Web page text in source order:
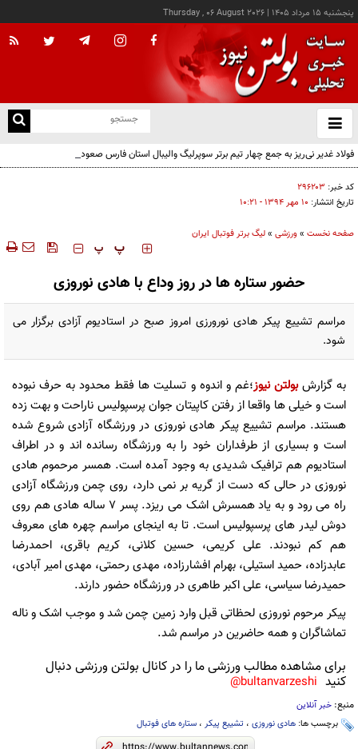
پنجشنبه ۱۵ مرداد ۱۴۰۵ |
Thursday , 06 August 2026
باز
و
فولاد غدیر نی‌ریز به جمع چهار تیم برتر سوپرلیگ والیبال استان فارس صعود کرد
کد خبر: ۲۹۶۲۰۳
تاریخ انتشار: ۱۰ مهر ۱۳۹۴ - ۱۰:۲۱
صفحه نخست »ورزشی »لیگ برتر فوتبال ایران
‍‍‍ پ پ
حضور ستاره ها در روز وداع با هادی نوروزی
مراسم تشییع پیکر هادی نورورزی امروز صبح در استادیوم آزادی برگزار می
شود.
به گزارشبولتن نیوز؛غم و اندوه و تسلیت ها فقط محدود به حرف نبوده
است و خیلی ها واقعا از رفتن کاپیتان جوان پرسپولیس ناراحت و بهت زده
هستند. مراسم تشییع پیکر هادی نوروزی در ورزشگاه آزادی شروع شده
است و بسیاری از طرفداران خود را به ورزشگاه رسانده اند و در اطراف
استادیوم هم ترافیک شدیدی به وجود آمده است. همسر مرحموم هادی
نوروزی در حالی که دست از گریه بر نمی دارد، روی چمن ورزشگاه آزادی
راه می رود و به یاد همسرش اشک می ریزد. پسر 7 ساله هادی هم روی
دوش لیدر های پرسپولیس است. تا به اینجای مراسم چهره های معروف
هم کم نبودند. علی کریمی، حسین کلانی، کریم باقری، احمدرضا
عابدزاده، حمید استیلی، بهرام افشارزاده، مهدی رحمتی، مهدی امیر آبادی،
حمیدرضا سیاسی، علی اکبر طاهری در ورزشگاه حضور دارند.
پیکر مرحوم نوروزی لحظاتی قبل وارد زمین چمن شد و موجب اشک و ناله
تماشاگران و همه حاضرین در مراسم شد.
برای مشاهده مطالب ورزشی ما را در کانال بولتن ورزشی دنبال
کنید bultanvarzeshi@
منبع: خبر آنلاین
برچسب ها: هادی نوروزی ، تشییع پیکر ، ستاره های فوتبال